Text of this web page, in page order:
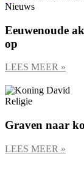
Nieuws
Eeuwenoude
op
LEES MEER »
Religie
Graven naar
LEES MEER »